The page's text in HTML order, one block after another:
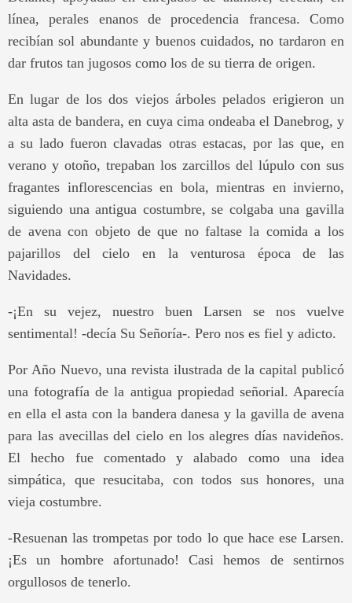
línea, perales enanos de procedencia francesa. Como
recibían sol abundante y buenos cuidados, no tardaron en
dar frutos tan jugosos como los de su tierra de origen.
En lugar de los dos viejos árboles pelados erigieron un
alta asta de bandera, en cuya cima ondeaba el Danebrog, y
a su lado fueron clavadas otras estacas, por las que, en
verano y otoño, trepaban los zarcillos del lúpulo con sus
fragantes inflorescencias en bola, mientras en invierno,
siguiendo una antigua costumbre, se colgaba una gavilla
de avena con objeto de que no faltase la comida a los
pajarillos del cielo en la venturosa época de las
Navidades.
-¡En su vejez, nuestro buen Larsen se nos vuelve
sentimental! -decía Su Señoría-. Pero nos es fiel y adicto.
Por Año Nuevo, una revista ilustrada de la capital publicó
una fotografía de la antigua propiedad señorial. Aparecía
en ella el asta con la bandera danesa y la gavilla de avena
para las avecillas del cielo en los alegres días navideños.
El hecho fue comentado y alabado como una idea
simpática, que resucitaba, con todos sus honores, una
vieja costumbre.
-Resuenan las trompetas por todo lo que hace ese Larsen.
¡Es un hombre afortunado! Casi hemos de sentirnos
orgullosos de tenerlo.